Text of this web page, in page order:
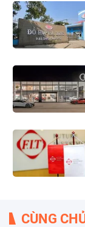
CÙNG